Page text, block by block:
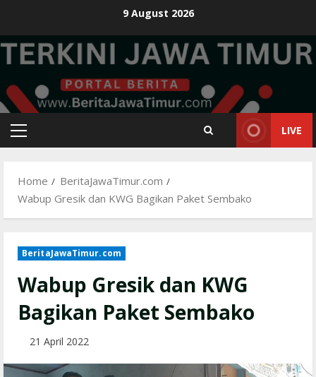
content
9 August 2026
Primary
LIVE
Home
BeritaJawaTimur.com
Wabup Gresik dan KWG Bagikan Paket Sembako
BeritaJawaTimur.com
Wabup Gresik dan KWG
Bagikan Paket Sembako
21 April 2022